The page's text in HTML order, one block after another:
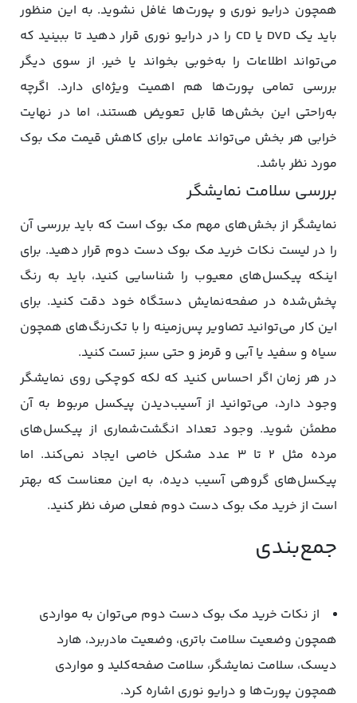
همچون درایو نوری و پورت‌ها غافل نشوید. به این منظور
باید یک DVD یا CD را در درایو نوری قرار دهید تا ببینید که
می‌تواند اطلاعات را به‌خوبی بخواند یا خیر. از سوی دیگر
بررسی تمامی پورت‌ها هم اهمیت ویژه‌ای دارد. اگرچه
به‌راحتی این بخش‌ها قابل تعویض هستند، اما در نهایت
خرابی هر بخش می‌تواند عاملی برای کاهش قیمت مک‌ بوک
مورد نظر باشد.
بررسی سلامت نمایشگر
نمایشگر از بخش‌های مهم مک‌ بوک است که باید بررسی آن
را در لیست نکات خرید مک بوک دست دوم قرار دهید. برای
اینکه پیکسل‌های معیوب را شناسایی کنید، باید به رنگ
پخش‌شده در صفحه‌نمایش دستگاه خود دقت کنید. برای
این کار می‌توانید تصاویر پس‌زمینه را با تک‌رنگ‌های همچون
سیاه و سفید یا آبی و قرمز و حتی سبز تست کنید.
در هر زمان اگر احساس کنید که لکه کوچکی روی نمایشگر
وجود دارد، می‌توانید از آسیب‌دیدن پیکسل مربوط به آن
مطمئن شوید. وجود تعداد انگشت‌شماری از پیکسل‌های
مرده مثل ۲ تا ۳ عدد مشکل خاصی ایجاد نمی‌کند. اما
پیکسل‌های گروهی آسیب دیده، به این معناست که بهتر
است از خرید مک‌ بوک دست دوم فعلی صرف نظر کنید.
جمع‌بندی
از نکات خرید مک بوک دست دوم می‌توان به مواردی
همچون وضعیت سلامت باتری، وضعیت مادربرد، هارد
دیسک، سلامت نمایشگر، سلامت صفحه‌کلید و مواردی
همچون پورت‌ها و درایو نوری اشاره کرد.